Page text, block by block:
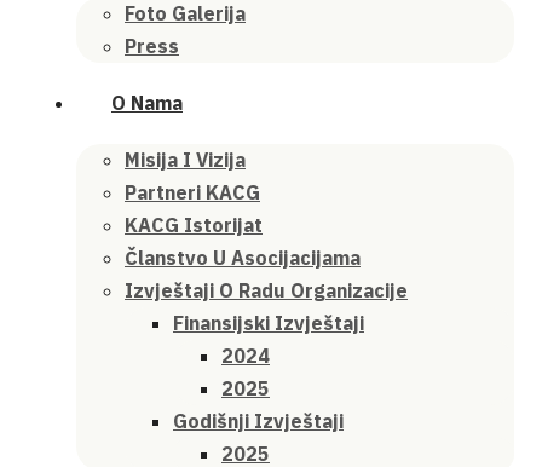
Foto Galerija
Press
O Nama
Misija I Vizija
Partneri KACG
KACG Istorijat
Članstvo U Asocijacijama
Izvještaji O Radu Organizacije
Finansijski Izvještaji
2024
2025
Godišnji Izvještaji
2025